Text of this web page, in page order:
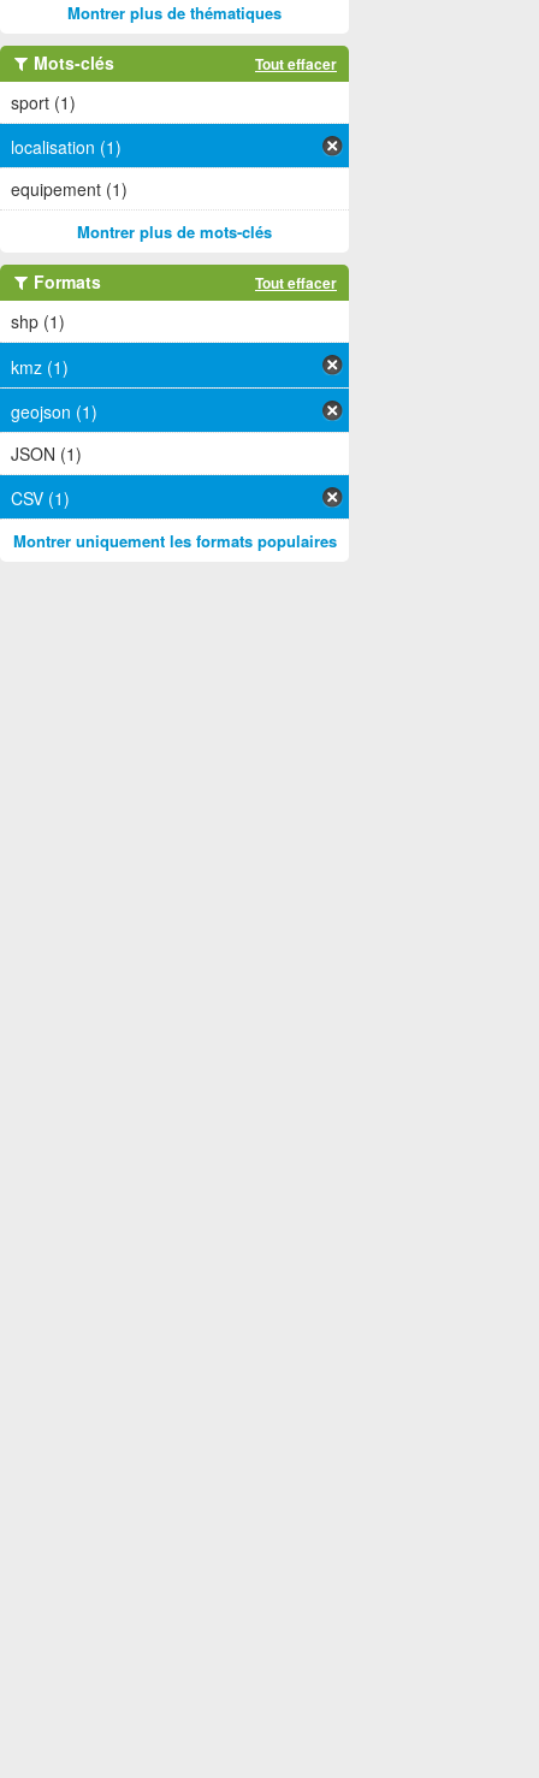
Montrer plus de thématiques
Mots-clés Tout effacer
sport (1)
localisation (1)
equipement (1)
Montrer plus de mots-clés
Formats Tout effacer
shp (1)
kmz (1)
geojson (1)
JSON (1)
CSV (1)
Montrer uniquement les formats populaires